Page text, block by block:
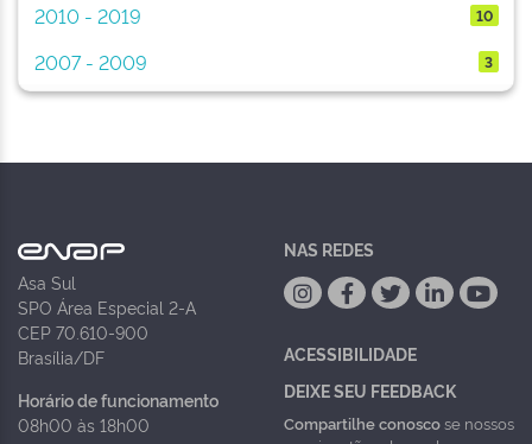
2010 - 2019
10
2007 - 2009 3
Asa Sul
SPO Área Especial 2-A
CEP 70.610-900
Brasília/DF
Horário de funcionamento
08h00 às 18h00
NAS REDES
ACESSIBILIDADE
DEIXE SEU FEEDBACK
Compartilhe conoscose nossos